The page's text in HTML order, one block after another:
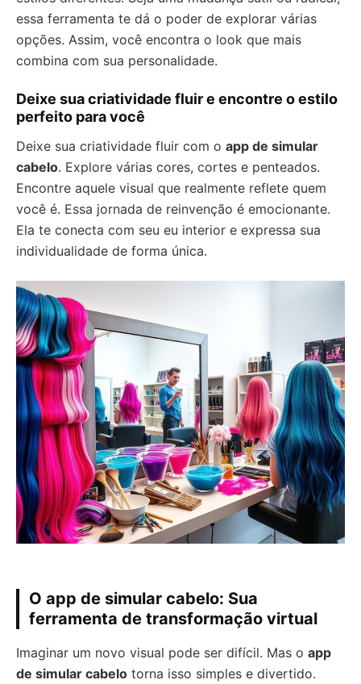
essa ferramenta te dá o poder de explorar várias
opções. Assim, você encontra o look que mais
combina com sua personalidade.
Deixe sua criatividade fluir e encontre o estilo
perfeito para você
Deixe sua criatividade fluir com o app de simular
cabelo. Explore várias cores, cortes e penteados.
Encontre aquele visual que realmente reflete quem
você é. Essa jornada de reinvenção é emocionante.
Ela te conecta com seu eu interior e expressa sua
individualidade de forma única.
O app de simular cabelo: Sua
ferramenta de transformação virtual
Imaginar um novo visual pode ser difícil. Mas o app
de simular cabelo torna isso simples e divertido.